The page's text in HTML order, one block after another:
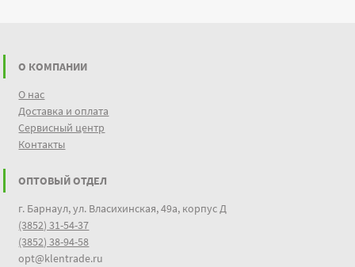
О КОМПАНИИ
О нас
Доставка и оплата
Сервисный центр
Контакты
ОПТОВЫЙ ОТДЕЛ
г. Барнаул, ул. Власихинская, 49а, корпус Д
(3852) 31-54-37
(3852) 38-94-58
opt@klentrade.ru